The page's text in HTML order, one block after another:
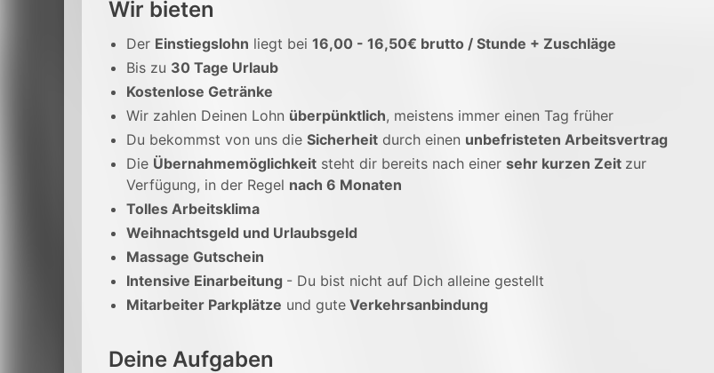
Wir bieten
Der Einstiegslohn liegt bei 16,00 - 16,50€ brutto / Stunde + Zuschläge
Bis zu 30 Tage Urlaub
Kostenlose Getränke
Wir zahlen Deinen Lohn überpünktlich, meistens immer einen Tag früher
Du bekommst von uns die Sicherheit durch einen unbefristeten Arbeitsvertrag
Die Übernahmemöglichkeit steht dir bereits nach einer sehr kurzen Zeit zur
Verfügung, in der Regel nach 6 Monaten
Tolles Arbeitsklima
Weihnachtsgeld und Urlaubsgeld
Massage Gutschein
Intensive Einarbeitung - Du bist nicht auf Dich alleine gestellt
Mitarbeiter Parkplätze und gute Verkehrsanbindung
Deine Aufgaben